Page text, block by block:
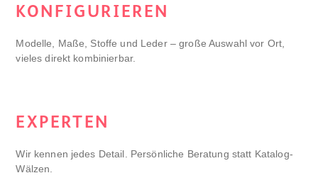
KONFIGURIEREN
Modelle, Maße, Stoffe und Leder – große Auswahl vor Ort,
vieles direkt kombinierbar.
EXPERTEN
Wir kennen jedes Detail. Persönliche Beratung statt Katalog-
Wälzen.